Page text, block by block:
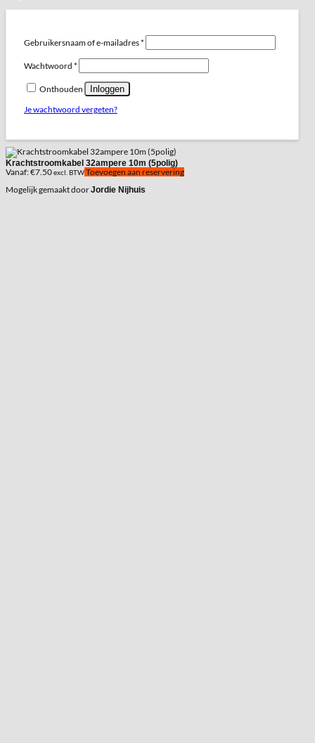
Gebruikersnaam of e-mailadres*
Wachtwoord * Vereist
Onthouden Inloggen
Je wachtwoord vergeten?
Krachtstroomkabel 32ampere 10m (5polig)
Vanaf:€7.50excl. BTWToevoegen aan reservering
Mogelijk gemaakt doorJordie Nijhuis